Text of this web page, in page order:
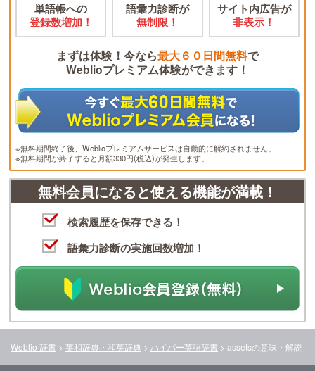
単語帳への
登録数増加！
語彙力診断が
無制限！
サイト内広告が
非表示！
まずは体験！今なら最大６０日間無料で
Weblioプレミアム体験ができます！
※無料期間終了後、Weblioプレミアムサービスは自動的に解約されません。
※無料期間が終了すると月額330円(税込)が発生します。
無料会員になると使える機能が満載！
検索履歴を保存できる！
語彙力診断の実施回数増加！
Weblio 辞書 > 英和辞典・和英辞典 > ハイパー英語辞書 > assetsの意味・解説